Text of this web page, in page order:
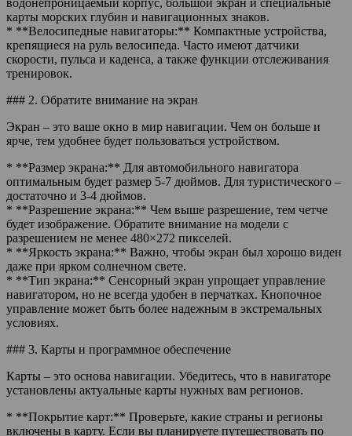
карты морских глубин и навигационных знаков.
* **Велосипедные навигаторы:** Компактные устройства,
крепящиеся на руль велосипеда. Часто имеют датчики
скорости, пульса и каденса, а также функции отслеживания
тренировок.
### 2. Обратите внимание на экран
Экран – это ваше окно в мир навигации. Чем он больше и
ярче, тем удобнее будет пользоваться устройством.
* **Размер экрана:** Для автомобильного навигатора
оптимальным будет размер 5-7 дюймов. Для туристического –
достаточно и 3-4 дюймов.
* **Разрешение экрана:** Чем выше разрешение, тем четче
будет изображение. Обратите внимание на модели с
разрешением не менее 480×272 пикселей.
* **Яркость экрана:** Важно, чтобы экран был хорошо виден
даже при ярком солнечном свете.
* **Тип экрана:** Сенсорный экран упрощает управление
навигатором, но не всегда удобен в перчатках. Кнопочное
управление может быть более надежным в экстремальных
условиях.
### 3. Карты и программное обеспечение
Карты – это основа навигации. Убедитесь, что в навигаторе
установлены актуальные карты нужных вам регионов.
* **Покрытие карт:** Проверьте, какие страны и регионы
включены в карту. Если вы планируете путешествовать по